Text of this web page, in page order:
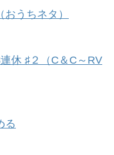
うちネタ）
休 ♯２（C＆C～RV
る